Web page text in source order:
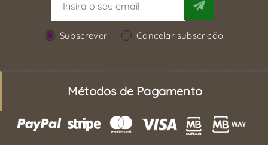
Subscrever Cancelar subscrição
Métodos de Pagamento